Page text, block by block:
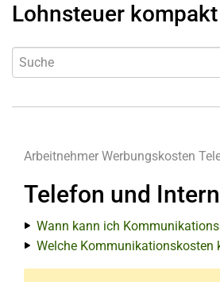
Lohnsteuer kompakt
Arbeitnehmer Werbungskosten
Telefon und
Wann kann ich
Welche Kommunikationskosten